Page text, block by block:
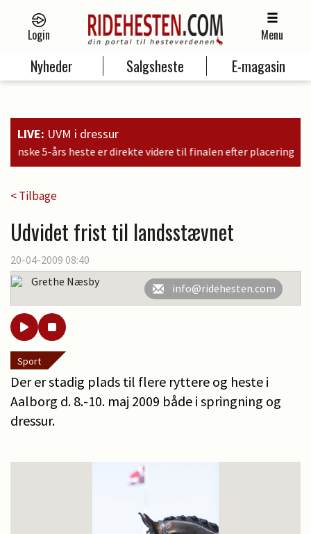
Login Menu
Nyheder Salgsheste E-magasin
LIVE: UVM i dressur
videre til finalen efter placeringer i kvalifikationen som nr. 6, 9
< Tilbage
Udvidet frist til landsstævnet
20-04-2009 08:40
Grethe Næsby
info@ridehesten.com
Sport
Der er stadig plads til flere ryttere og heste i
Aalborg d. 8.-10. maj 2009 både i springning og
dressur.